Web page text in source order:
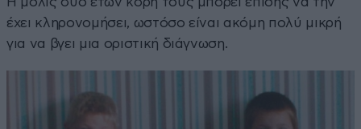
έχει κληρονομήσει, ωστόσο είναι ακόμη πολύ μικρή
για να βγει μια οριστική διάγνωση.